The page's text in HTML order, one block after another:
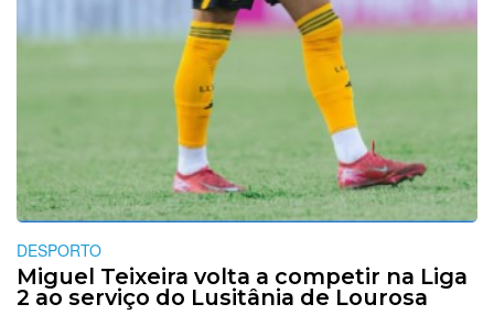
DESPORTO
Miguel Teixeira volta a competir na Liga
2 ao serviço do Lusitânia de Lourosa